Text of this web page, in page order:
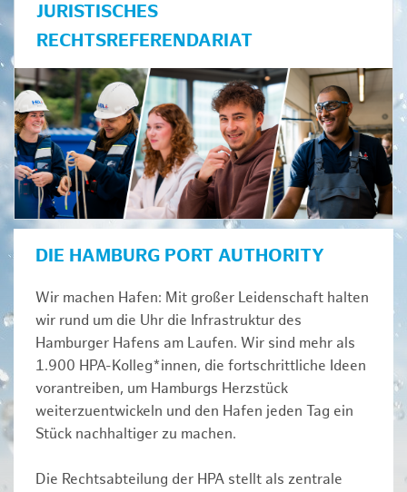
JURISTISCHES
RECHTSREFERENDARIAT
DIE HAMBURG PORT AUTHORITY
Wir machen Hafen: Mit großer Leidenschaft halten
wir rund um die Uhr die Infrastruktur des
Hamburger Hafens am Laufen. Wir sind mehr als
1.900 HPA-Kolleg*innen, die fortschrittliche Ideen
vorantreiben, um Hamburgs Herzstück
weiterzuentwickeln und den Hafen jeden Tag ein
Stück nachhaltiger zu machen.
Die Rechtsabteilung der HPA stellt als zentrale